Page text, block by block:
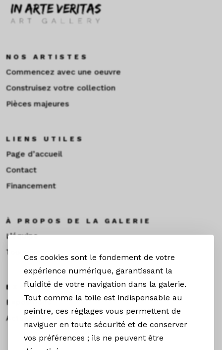
Ces cookies sont le fondement de votre
expérience numérique, garantissant la
fluidité de votre navigation dans la galerie.
Tout comme la toile est indispensable au
peintre, ces réglages vous permettent de
naviguer en toute sécurité et de conserver
vos préférences ; ils ne peuvent être
NOS ARTISTES
Commencez avec une oeuvre
Construisez votre collection
Pièces majeures
LIENS UTILES
Page d’accueil
Contact
Financement
À PROPOS DE LA GALERIE
L’équipe
Toulouse
EXPOS & ACTUS
Expositions
Actualités